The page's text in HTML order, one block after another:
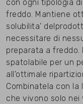
con ogni tipologia
freddo. Mantiene
solubilita'
necessitare di
preparata a freddo.
spatolabile per un
all'ottimale
Combinatela con
che vivono solo nei